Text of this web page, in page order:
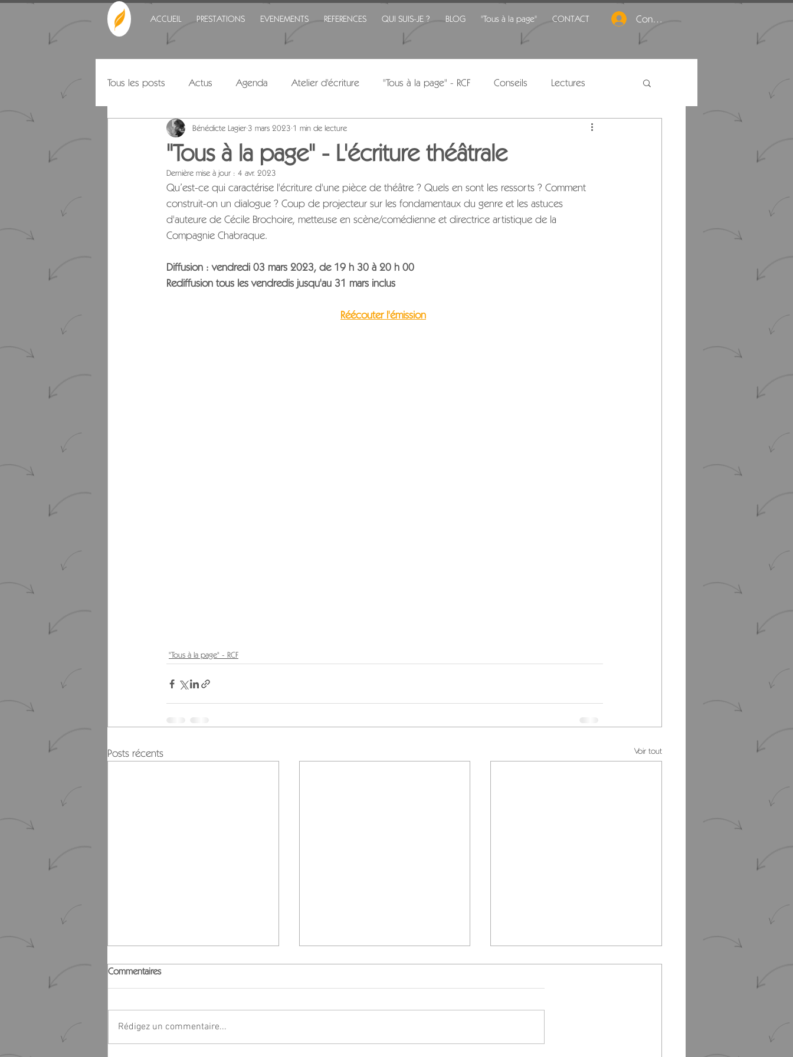
ACCUEIL PRESTATIONS EVENEMENTS REFERENCES QUI SUIS-JE ? BLOG "Tous à la page" CONTACT Connexion
Tous les posts Actus Agenda Atelier d'écriture "Tous à la page" - RCF Conseils Lectures
"Tous à la page" - L'écriture théâtrale
Bénédicte Lagier3 mars 2023 1 min de lecture
Dernière mise à jour : 4 avr. 2023
Qu’est-ce qui caractérise l'écriture d'une pièce de théâtre ? Quels en sont les ressorts ? Comment
construit-on un dialogue ? Coup de projecteur sur les fondamentaux du genre et les astuces
d'auteure de Cécile Brochoire, metteuse en scène/comédienne et directrice artistique de la
Compagnie Chabraque.
Diffusion : vendredi 03 mars 2023, de 19 h 30 à 20 h 00
Rediffusion tous les vendredis jusqu'au 31 mars inclus
Réécouter l'émission
"Tous à la page" - RCF
Posts récents Voir tout
Commentaires
Rédigez un commentaire...